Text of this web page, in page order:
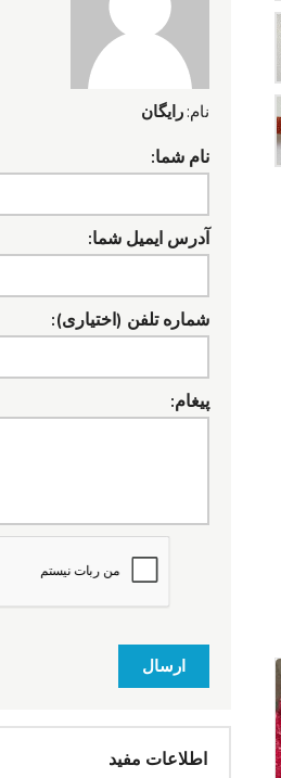
نام: رایگان
نام شما:
آدرس ایمیل شما:
شماره تلفن (اختیاری):
پیغام:
ارسال
اطلاعات مفید